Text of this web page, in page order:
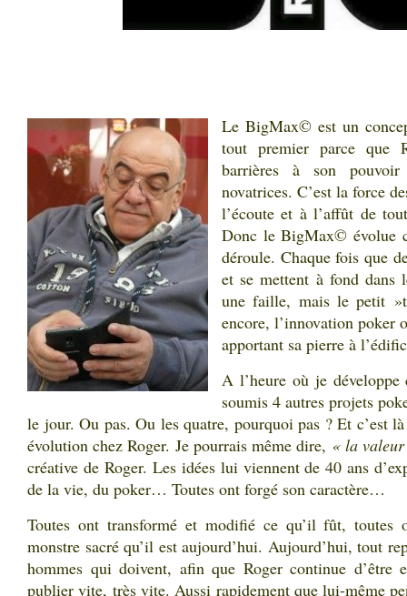
Le BigMax© est un
tout premier parce que
barrières à son
novatrices. C’est la force
l’écoute et à l’affût de
Donc le BigMax© évolue
déroule. Chaque fois que
et se mettent à fond dans
une faille, mais le petit
encore, l’innovation poker
apportant sa pierre à
A l’heure où je développe
soumis 4 autres projets
le jour. Ou pas. Ou les quatre, pourquoi pas ? Et c’est
évolution chez Roger. Je pourrais même dire, « la
créative de Roger. Les idées lui viennent de 40 ans
de la vie, du poker… Toutes ont forgé son caractère…
Toutes ont transformé et modifié ce qu’il fût, toutes
monstre sacré qu’il est aujourd’hui. Aujourd’hui, tout
hommes qui doivent, afin que Roger continue d’être
publier vite, très vite. Aussi rapidement que lui-même